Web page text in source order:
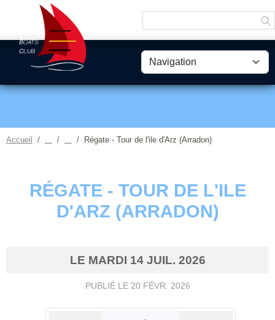
Accueil Régate - Tour de l'ile d'Arz (Arradon)
RÉGATE - TOUR DE L'ILE
D'ARZ (ARRADON)
LE MARDI 14 JUIL. 2026
PUBLIÉ LE 20 FÉVR. 2026
Panneau de gestion des cookies